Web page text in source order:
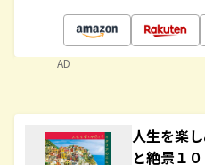
AD
人生を楽
と絶景１